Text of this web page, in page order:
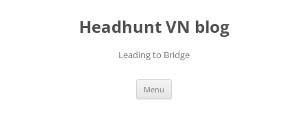
Headhunt VN blog
Leading to Bridge
Menu